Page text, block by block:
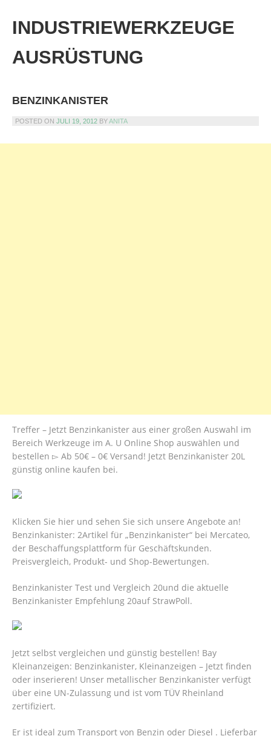
content
INDUSTRIEWERKZEUGE
AUSRÜSTUNG
BENZINKANISTER
POSTED ON JULI 19, 2012 BYANITA
Treffer – Jetzt Benzinkanister aus einer großen Auswahl im
Bereich Werkzeuge im A. U Online Shop auswählen und
bestellen ▻ Ab 50€ – 0€ Versand! Jetzt Benzinkanister 20L
günstig online kaufen bei.
Klicken Sie hier und sehen Sie sich unsere Angebote an!
Benzinkanister: 2Artikel für „Benzinkanister“ bei Mercateo,
der Beschaffungsplattform für Geschäftskunden.
Preisvergleich, Produkt- und Shop-Bewertungen.
Benzinkanister Test und Vergleich 20und die aktuelle
Benzinkanister Empfehlung 20auf StrawPoll.
Jetzt selbst vergleichen und günstig bestellen! Bay
Kleinanzeigen: Benzinkanister, Kleinanzeigen – Jetzt finden
oder inserieren! Unser metallischer Benzinkanister verfügt
über eine UN-Zulassung und ist vom TÜV Rheinland
zertifiziert.
Er ist ideal zum Transport von Benzin oder Diesel . Lieferbar